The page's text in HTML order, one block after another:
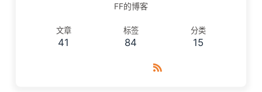
FF的博客
文章
41
标签
84
分类
15